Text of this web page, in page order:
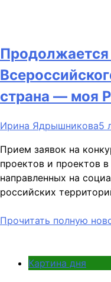
Продолжается
страна — моя
Ирина Ядрышникова5
Прием заявок на
проектов и проектов
направленных на
российских
Прочитать полную
Картина дня